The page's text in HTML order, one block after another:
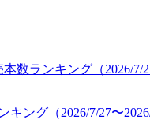
キング（2026/7/27〜2026/